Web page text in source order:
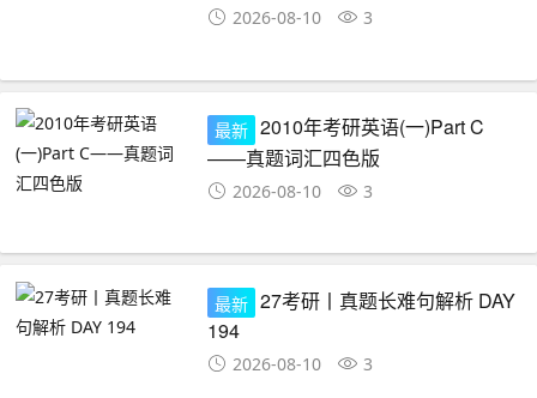
2026-08-10 3
最新 2010年考研英语(一)Part C
——真题词汇四色版
2026-08-10 3
最新 27考研丨真题长难句解析 DAY
194
2026-08-10 3